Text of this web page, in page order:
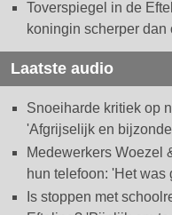
Toverspiegel in de
koningin scherper dan
Laatste audio
Snoeiharde kritiek op
'Afgrijselijk en
Medewerkers Woezel
hun telefoon: 'Het was
Is stoppen met